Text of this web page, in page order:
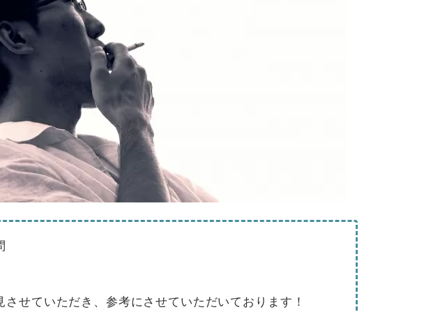
させていただき、参考にさせていただいております！